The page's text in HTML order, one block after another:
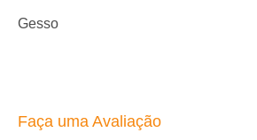
Gesso
Faça uma Avaliação